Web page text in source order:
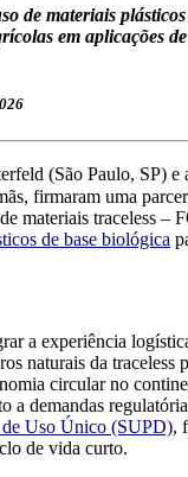
de materiais
em aplicações
(São Paulo, SP) e
firmaram uma
materiais traceless –
de base biológica
a experiência
naturais da traceless
circular no
a demandas
Uso Único (SUPD),
de vida curto.